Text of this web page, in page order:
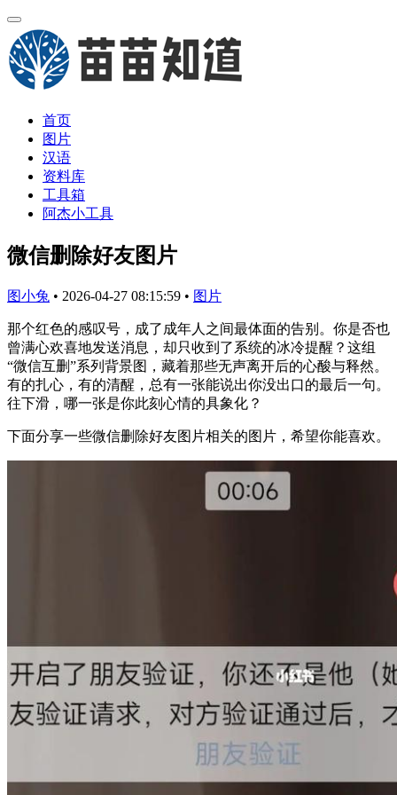
首页
图片
汉语
资料库
工具箱
阿杰小工具
微信删除好友图片
图小兔 • 2026-04-27 08:15:59 • 图片
那个红色的感叹号，成了成年人之间最体面的告别。你是否也
曾满心欢喜地发送消息，却只收到了系统的冰冷提醒？这组
“微信互删”系列背景图，藏着那些无声离开后的心酸与释然。
有的扎心，有的清醒，总有一张能说出你没出口的最后一句。
往下滑，哪一张是你此刻心情的具象化？
下面分享一些微信删除好友图片相关的图片，希望你能喜欢。